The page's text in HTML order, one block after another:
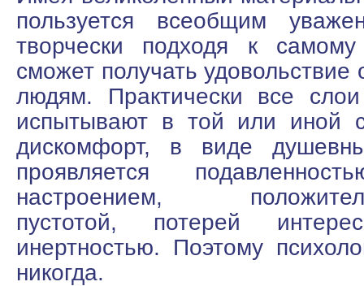
пользуется всеобщим
творчески подходя к
сможет получать
людям. Практически все
испытывают в той или иной
дискомфорт, в виде
проявляется
настроением,
пустотой, потерей
инертностью. Поэтому
никогда.